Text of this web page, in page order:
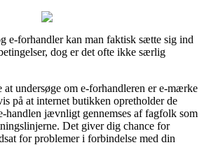
e-forhandler kan man faktisk sætte sig ind
dog er det ofte ikke særlig
undersøge om e-forhandleren er e-mærke
på at internet butikken opretholder de
handlen jævnligt gennemses af fagfolk som
Det giver dig chance for
for problemer i forbindelse med din